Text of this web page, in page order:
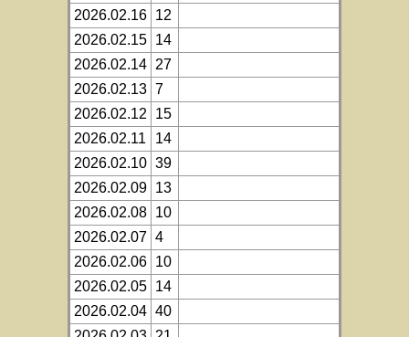
2026.02.16 12
2026.02.15 14
2026.02.14 27
2026.02.13 7
2026.02.12
15
2026.02.11
14
2026.02.10 39
2026.02.09 13
2026.02.08 10
2026.02.07 4
2026.02.06 10
2026.02.05 14
2026.02.04 40